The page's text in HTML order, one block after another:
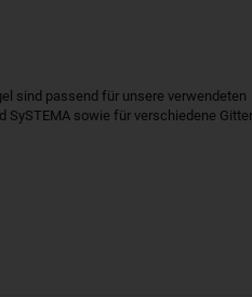
sind passend für unsere verwendeten
SySTEMA sowie für verschiedene